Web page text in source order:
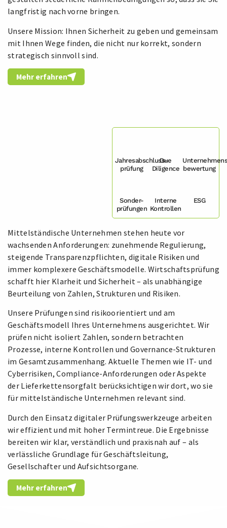
langfristig nach vorne bringen.
Unsere Mission: Ihnen Sicherheit zu geben und gemeinsam
mit Ihnen Wege finden, die nicht nur korrekt, sondern
strategisch sinnvoll sind.
Mehr erfahren
Mittelständische Unternehmen stehen heute vor
wachsenden Anforderungen: zunehmende Regulierung,
steigende Transparenzpflichten, digitale Risiken und
immer komplexere Geschäftsmodelle. Wirtschaftsprüfung
schafft hier Klarheit und Sicherheit – als unabhängige
Beurteilung von Zahlen, Strukturen und Risiken.
Unsere Prüfungen sind risikoorientiert und am
Geschäftsmodell Ihres Unternehmens ausgerichtet. Wir
prüfen nicht isoliert Zahlen, sondern betrachten
Prozesse, interne Kontrollen und Governance-Strukturen
im Gesamtzusammenhang. Aktuelle Themen wie IT- und
Cyberrisiken, Compliance-Anforderungen oder Aspekte
der Lieferkettensorgfalt berücksichtigen wir dort, wo sie
für mittelständische Unternehmen relevant sind.
Durch den Einsatz digitaler Prüfungswerkzeuge arbeiten
wir effizient und mit hoher Termintreue. Die Ergebnisse
bereiten wir klar, verständlich und praxisnah auf – als
verlässliche Grundlage für Geschäftsleitung,
Gesellschafter und Aufsichtsorgane.
Mehr erfahren
Jahresabschluss-
prüfung
Due
Diligence bewertung
Sonder-
prüfungen
Interne
Kontrollen
ESG